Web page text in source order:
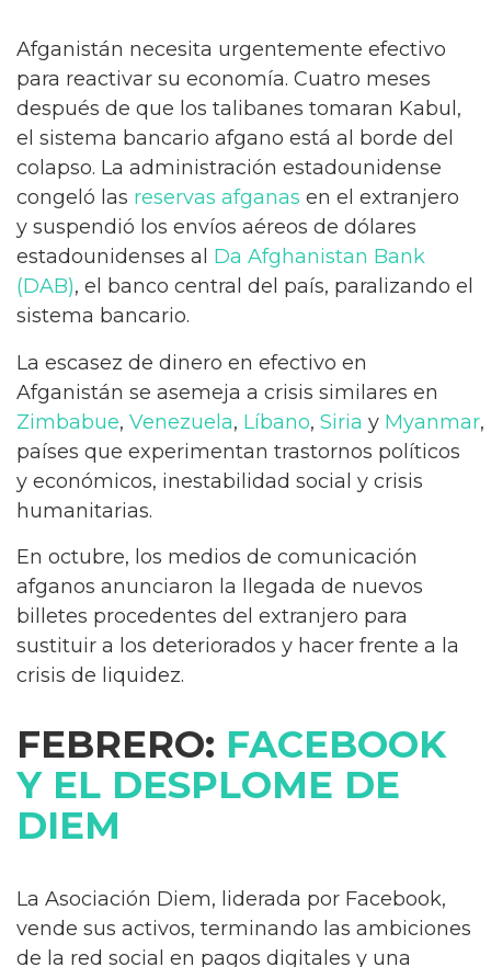
Afganistán necesita urgentemente efectivo
para reactivar su economía. Cuatro meses
después de que los talibanes tomaran Kabul,
el sistema bancario afgano está al borde del
colapso. La administración estadounidense
congeló las reservas afganas en el extranjero
y suspendió los envíos aéreos de dólares
estadounidenses al Da Afghanistan Bank
(DAB), el banco central del país, paralizando el
sistema bancario.
La escasez de dinero en efectivo en
Afganistán se asemeja a crisis similares en
Zimbabue, Venezuela, Líbano, Siria y Myanmar,
países que experimentan trastornos políticos
y económicos, inestabilidad social y crisis
humanitarias.
En octubre, los medios de comunicación
afganos anunciaron la llegada de nuevos
billetes procedentes del extranjero para
sustituir a los deteriorados y hacer frente a la
crisis de liquidez.
FEBRERO: FACEBOOK
Y EL DESPLOME DE
DIEM
La Asociación Diem, liderada por Facebook,
vende sus activos, terminando las ambiciones
de la red social en pagos digitales y una